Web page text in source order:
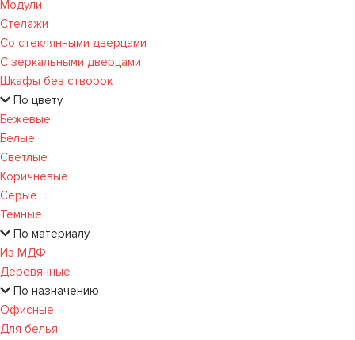
Модули
Стелажи
Со стеклянными дверцами
С зеркальными дверцами
Шкафы без створок
По цвету
Бежевые
Белые
Светлые
Коричневые
Серые
Темные
По материалу
Из МДФ
Деревянные
По назначению
Офисные
Для белья